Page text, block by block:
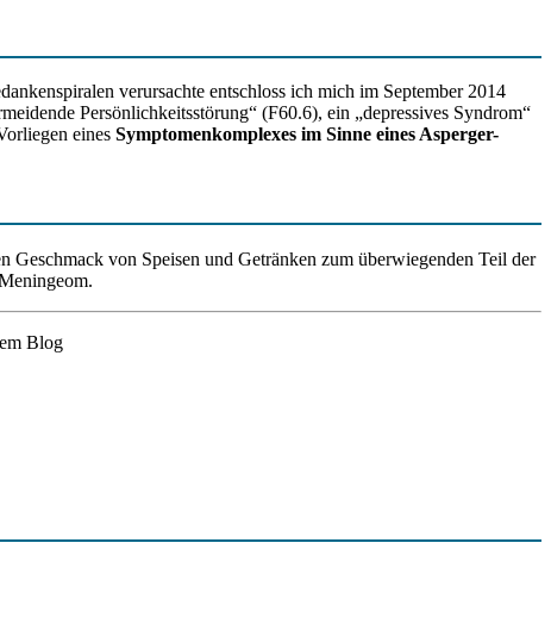
verursachte entschloss ich mich im September 2014
Persönlichkeitsstörung“ (F60.6), ein „depressives Syndrom“
eines Symptomenkomplexes im Sinne eines Asperger-
von Speisen und Getränken zum überwiegenden Teil der
Blog